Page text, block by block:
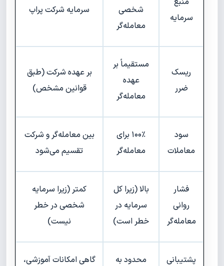
سرمایه
شخصی
معامله‌گر
سرمایه شرکت پراپ
ریسک
ضرر
مستقیماً بر
عهده
معامله‌گر
بر عهده شرکت (طبق
قوانین مشخص)
سود
معاملات
۱۰۰٪ برای
معامله‌گر
بین معامله‌گر و شرکت
تقسیم می‌شود
فشار
روانی
معامله‌گر
بالا (زیرا کل
سرمایه در
خطر است)
کمتر (زیرا سرمایه
شخصی در خطر
نیست)
پشتیبانی
محدود به
گاهی امکانات آموزشی،